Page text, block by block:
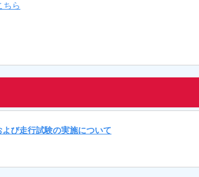
ちら
び走行試験の実施について